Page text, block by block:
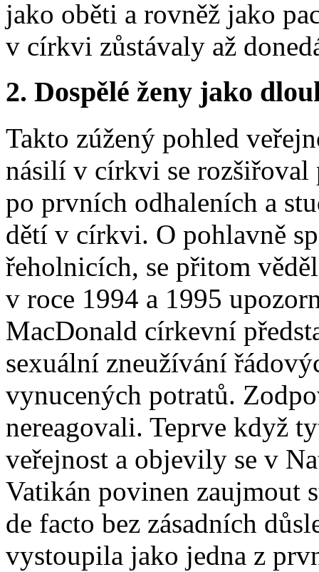
jako oběti a rovněž jako
v církvi zůstávaly až
2. Dospělé ženy jako
Takto zúžený pohled
násilí v církvi se rozšiřoval
po prvních odhaleních a
dětí v církvi. O pohlavně
řeholnicích, se přitom
v roce 1994 a 1995
MacDonald církevní
sexuální zneužívání
vynucených potratů.
nereagovali. Teprve když
veřejnost a objevily se v
Vatikán povinen zaujmout
de facto bez zásadních
vystoupila jako jedna z